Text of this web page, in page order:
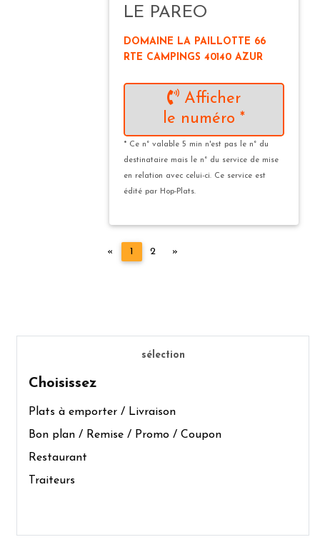
LE PAREO
DOMAINE LA PAILLOTTE 66
RTE CAMPINGS 40140 AZUR
Afficher
le numéro *
* Ce n° valable 5 min n'est pas le n° du
destinataire mais le n° du service de mise
en relation avec celui-ci. Ce service est
édité par Hop-Plats.
« Précédent
1 2 »
sélection
Choisissez
Plats à emporter / Livraison
Bon plan / Remise / Promo / Coupon
Restaurant
Traiteurs